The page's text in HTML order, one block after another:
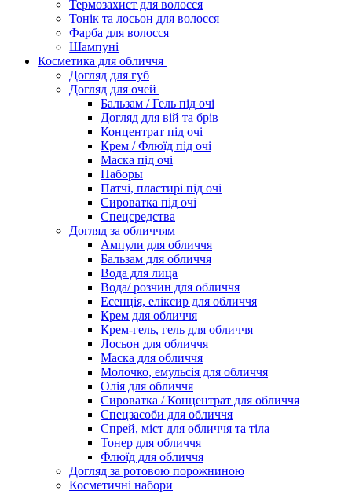
Термозахист для волосся
Тонік та лосьон для волосся
Фарба для волосся
Шампуні
Косметика для обличчя
Догляд для губ
Догляд для очей
Бальзам / Гель під очі
Догляд для вій та брів
Концентрат під очі
Крем / Флюїд під очі
Маска під очі
Наборы
Патчі, пластирі під очі
Сироватка під очі
Спецсредства
Догляд за обличчям
Ампули для обличчя
Бальзам для обличчя
Вода для лица
Вода/ розчин для обличчя
Есенція, еліксир для обличчя
Крем для обличчя
Крем-гель, гель для обличчя
Лосьон для обличчя
Маска для обличчя
Молочко, емульсія для обличчя
Олія для обличчя
Сироватка / Концентрат для обличчя
Спецзасоби для обличчя
Спрей, міст для обличчя та тіла
Тонер для обличчя
Флюїд для обличчя
Догляд за ротовою порожниною
Косметичні набори